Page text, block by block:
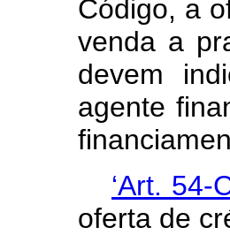
Código, a
venda a
devem
agente
‘Art. 54-
oferta de